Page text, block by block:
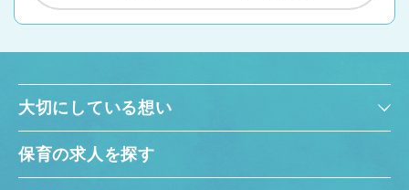
大切にしている想い
保育の求人を探す